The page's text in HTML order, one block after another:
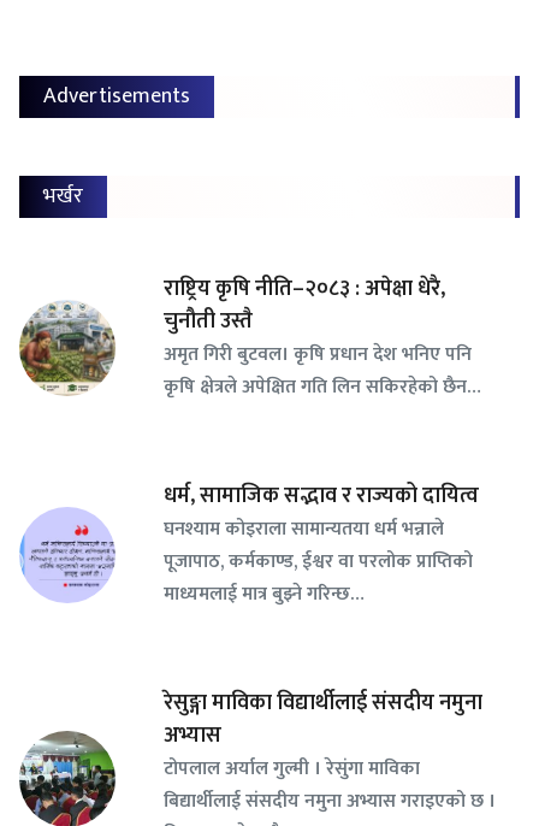
Advertisements
भर्खर
राष्ट्रिय कृषि नीति–२०८३ : अपेक्षा धेरै,
चुनौती उस्तै
अमृत गिरी बुटवल। कृषि प्रधान देश भनिए पनि
कृषि क्षेत्रले अपेक्षित गति लिन सकिरहेको छैन…
धर्म, सामाजिक सद्भाव र राज्यको दायित्व
घनश्याम कोइराला सामान्यतया धर्म भन्नाले
पूजापाठ, कर्मकाण्ड, ईश्वर वा परलोक प्राप्तिको
माध्यमलाई मात्र बुझ्ने गरिन्छ…
रेसुङ्गा माविका विद्यार्थीलाई संसदीय नमुना
अभ्यास
टोपलाल अर्याल गुल्मी । रेसुंगा माविका
बिद्यार्थीलाई संसदीय नमुना अभ्यास गराइएको छ ।